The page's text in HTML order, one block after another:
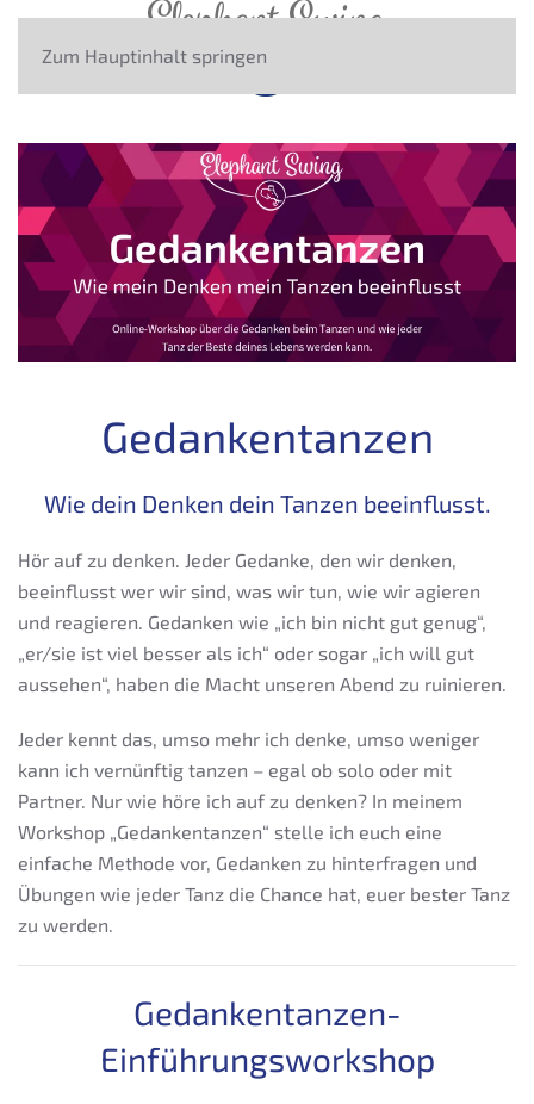
Zum Hauptinhalt springen
Gedankentanzen
Wie dein Denken dein Tanzen beeinflusst.
Hör auf zu denken. Jeder Gedanke, den wir denken,
beeinflusst wer wir sind, was wir tun, wie wir agieren
und reagieren. Gedanken wie „ich bin nicht gut genug“,
„er/sie ist viel besser als ich“ oder sogar „ich will gut
aussehen“, haben die Macht unseren Abend zu ruinieren.
Jeder kennt das, umso mehr ich denke, umso weniger
kann ich vernünftig tanzen – egal ob solo oder mit
Partner. Nur wie höre ich auf zu denken? In meinem
Workshop „Gedankentanzen“ stelle ich euch eine
einfache Methode vor, Gedanken zu hinterfragen und
Übungen wie jeder Tanz die Chance hat, euer bester Tanz
zu werden.
Gedankentanzen-
Einführungsworkshop